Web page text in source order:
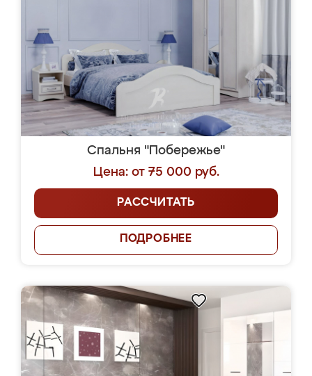
Спальня "Побережье"
Цена: от 75 000 руб.
РАССЧИТАТЬ
ПОДРОБНЕЕ